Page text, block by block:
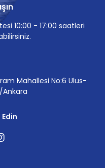
10:00 - 17:00 saatleri
Mahallesi No:6 Ulus-
Ankara